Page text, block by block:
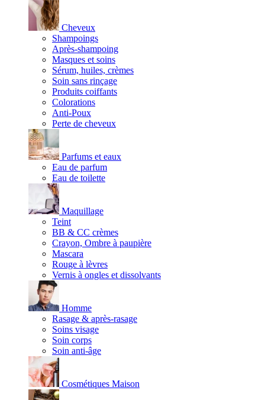
Cheveux
Shampoings
Après-shampoing
Masques et soins
Sérum, huiles, crèmes
Soin sans rinçage
Produits coiffants
Colorations
Anti-Poux
Perte de cheveux
Parfums et eaux
Eau de parfum
Eau de toilette
Maquillage
Teint
BB & CC crèmes
Crayon, Ombre à paupière
Mascara
Rouge à lèvres
Vernis à ongles et dissolvants
Homme
Rasage & après-rasage
Soins visage
Soin corps
Soin anti-âge
Cosmétiques Maison